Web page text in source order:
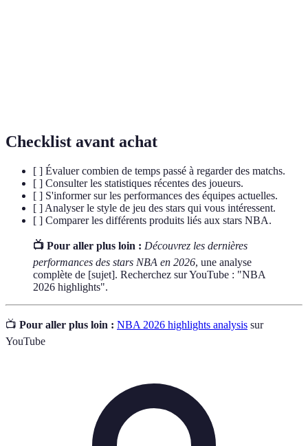
Checklist avant achat
[ ] Évaluer combien de temps passé à regarder des matchs.
[ ] Consulter les statistiques récentes des joueurs.
[ ] S'informer sur les performances des équipes actuelles.
[ ] Analyser le style de jeu des stars qui vous intéressent.
[ ] Comparer les différents produits liés aux stars NBA.
📺 Pour aller plus loin : Découvrez les dernières
performances des stars NBA en 2026, une analyse
complète de [sujet]. Recherchez sur YouTube : "NBA
2026 highlights".
📺 Pour aller plus loin : NBA 2026 highlights analysis sur
YouTube